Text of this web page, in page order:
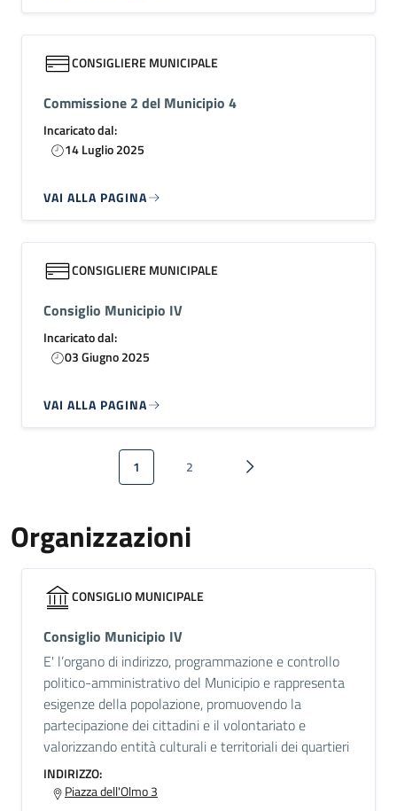
CONSIGLIERE MUNICIPALE
Commissione 2 del Municipio 4
Incaricato dal:
14 Luglio 2025
VAI ALLA PAGINA
CONSIGLIERE MUNICIPALE
Consiglio Municipio IV
Incaricato dal:
03 Giugno 2025
VAI ALLA PAGINA
Paginazione
Pagina attuale
1 Pagina
2 Pagina successiva
Organizzazioni
CONSIGLIO MUNICIPALE
Consiglio Municipio IV
E' l’organo di indirizzo, programmazione e controllo
politico-amministrativo del Municipio e rappresenta
esigenze della popolazione, promuovendo la
partecipazione dei cittadini e il volontariato e
valorizzando entità culturali e territoriali dei quartieri
INDIRIZZO:
Piazza dell'Olmo 3